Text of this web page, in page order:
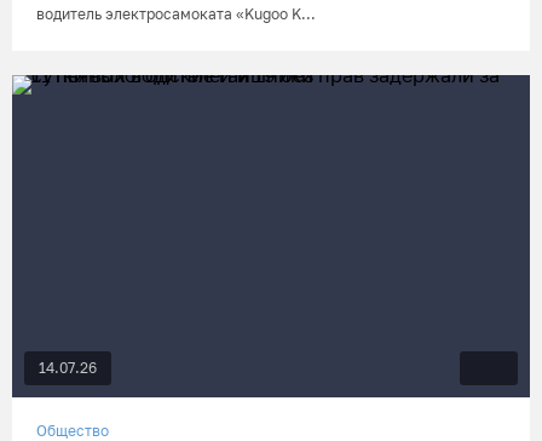
водитель электросамоката «Kugoo K...
14.07.26
Общество